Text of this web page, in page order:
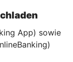
App) sowie